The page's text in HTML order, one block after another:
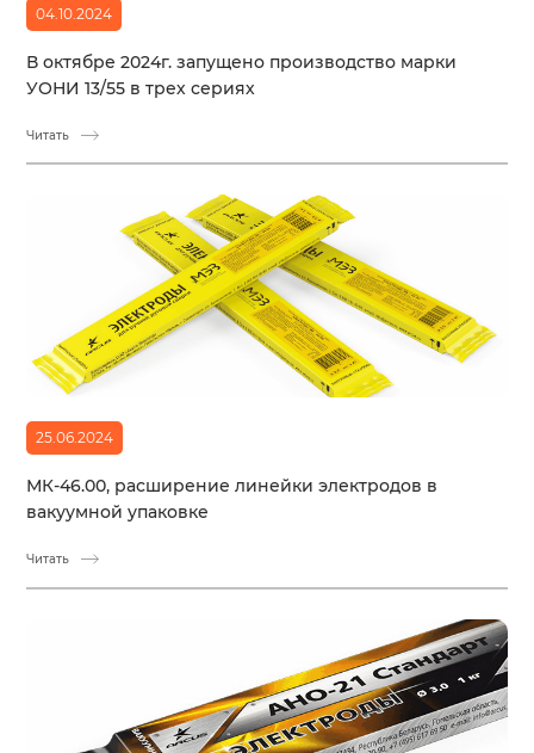
04.10.2024
В октябре 2024г. запущено производство марки
УОНИ 13/55 в трех сериях
Читать
25.06.2024
МК-46.00, расширение линейки электродов в
вакуумной упаковке
Читать